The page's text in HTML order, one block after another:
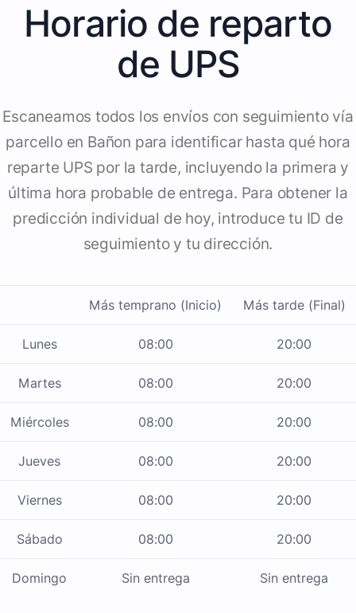
Horario de reparto
de UPS
Escaneamos todos los envíos con seguimiento vía
parcello en Bañon para identificar hasta qué hora
reparte UPS por la tarde, incluyendo la primera y
última hora probable de entrega. Para obtener la
predicción individual de hoy, introduce tu ID de
seguimiento y tu dirección.
Más temprano (Inicio) Más tarde (Final)
Lunes 08:00 20:00
Martes 08:00 20:00
Miércoles 08:00 20:00
Jueves 08:00 20:00
Viernes 08:00 20:00
Sábado 08:00 20:00
Domingo Sin entrega Sin entrega